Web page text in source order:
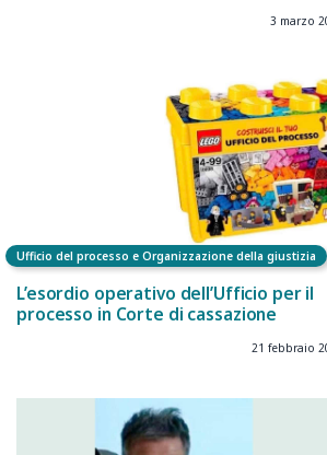
3 marzo
Ufficio del processo e Organizzazione della giustizia
L’esordio operativo dell’Ufficio per il
processo in Corte di cassazione
21 febbraio